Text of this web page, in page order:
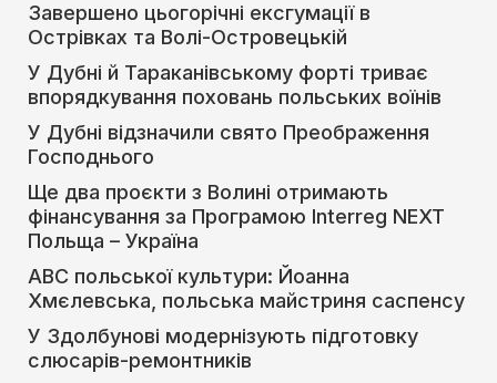
Завершено цьогорічні ексгумації в
Острівках та Волі-Островецькій
У Дубні й Тараканівському форті триває
впорядкування поховань польських воїнів
У Дубні відзначили свято Преображення
Господнього
Ще два проєкти з Волині отримають
фінансування за Програмою Interreg NEXT
Польща – Україна
АВС польської культури: Йоанна
Хмєлевська, польська майстриня саспенсу
У Здолбунові модернізують підготовку
слюсарів-ремонтників